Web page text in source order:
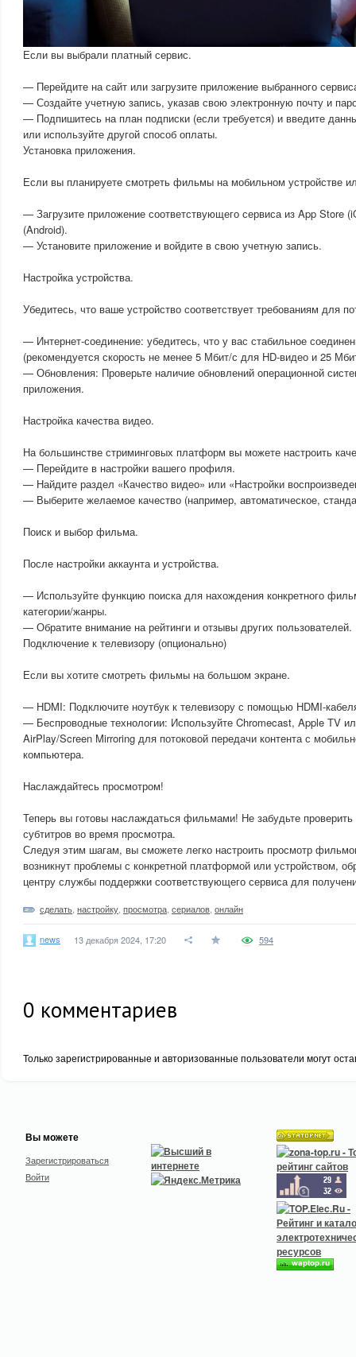
Если вы выбрали платный сервис.
— Перейдите на сайт или загрузите приложение выбранного
— Создайте учетную запись, указав свою электронную почту и
— Подпишитесь на план подписки (если требуется) и введите
или используйте другой способ оплаты.
Установка приложения.
Если вы планируете смотреть фильмы на мобильном устройстве
— Загрузите приложение соответствующего сервиса из App Store
(Android).
— Установите приложение и войдите в свою учетную запись.
Настройка устройства.
Убедитесь, что ваше устройство соответствует требованиям для
— Интернет-соединение: убедитесь, что у вас стабильное
(рекомендуется скорость не менее 5 Мбит/с для HD-видео и 25
— Обновления: Проверьте наличие обновлений операционной
приложения.
Настройка качества видео.
На большинстве стриминговых платформ вы можете настроить
— Перейдите в настройки вашего профиля.
— Найдите раздел «Качество видео» или «Настройки
— Выберите желаемое качество (например, автоматическое,
Поиск и выбор фильма.
После настройки аккаунта и устройства.
— Используйте функцию поиска для нахождения конкретного
категории/жанры.
— Обратите внимание на рейтинги и отзывы других пользователей.
Подключение к телевизору (опционально)
Если вы хотите смотреть фильмы на большом экране.
— HDMI: Подключите ноутбук к телевизору с помощью HDMI-
— Беспроводные технологии: Используйте Chromecast, Apple TV
AirPlay/Screen Mirroring для потоковой передачи контента с
компьютера.
Наслаждайтесь просмотром!
Теперь вы готовы наслаждаться фильмами! Не забудьте проверить
субтитров во время просмотра.
Следуя этим шагам, вы сможете легко настроить просмотр
возникнут проблемы с конкретной платформой или устройством,
центру службы поддержки соответствующего сервиса для
сделать настройку просмотра сериалов онлайн
news 13 декабря 2024, 17:20 594
0 комментариев
Только зарегистрированные и авторизованные пользователи могут
Вы можете
Зарегистрироваться
Войти